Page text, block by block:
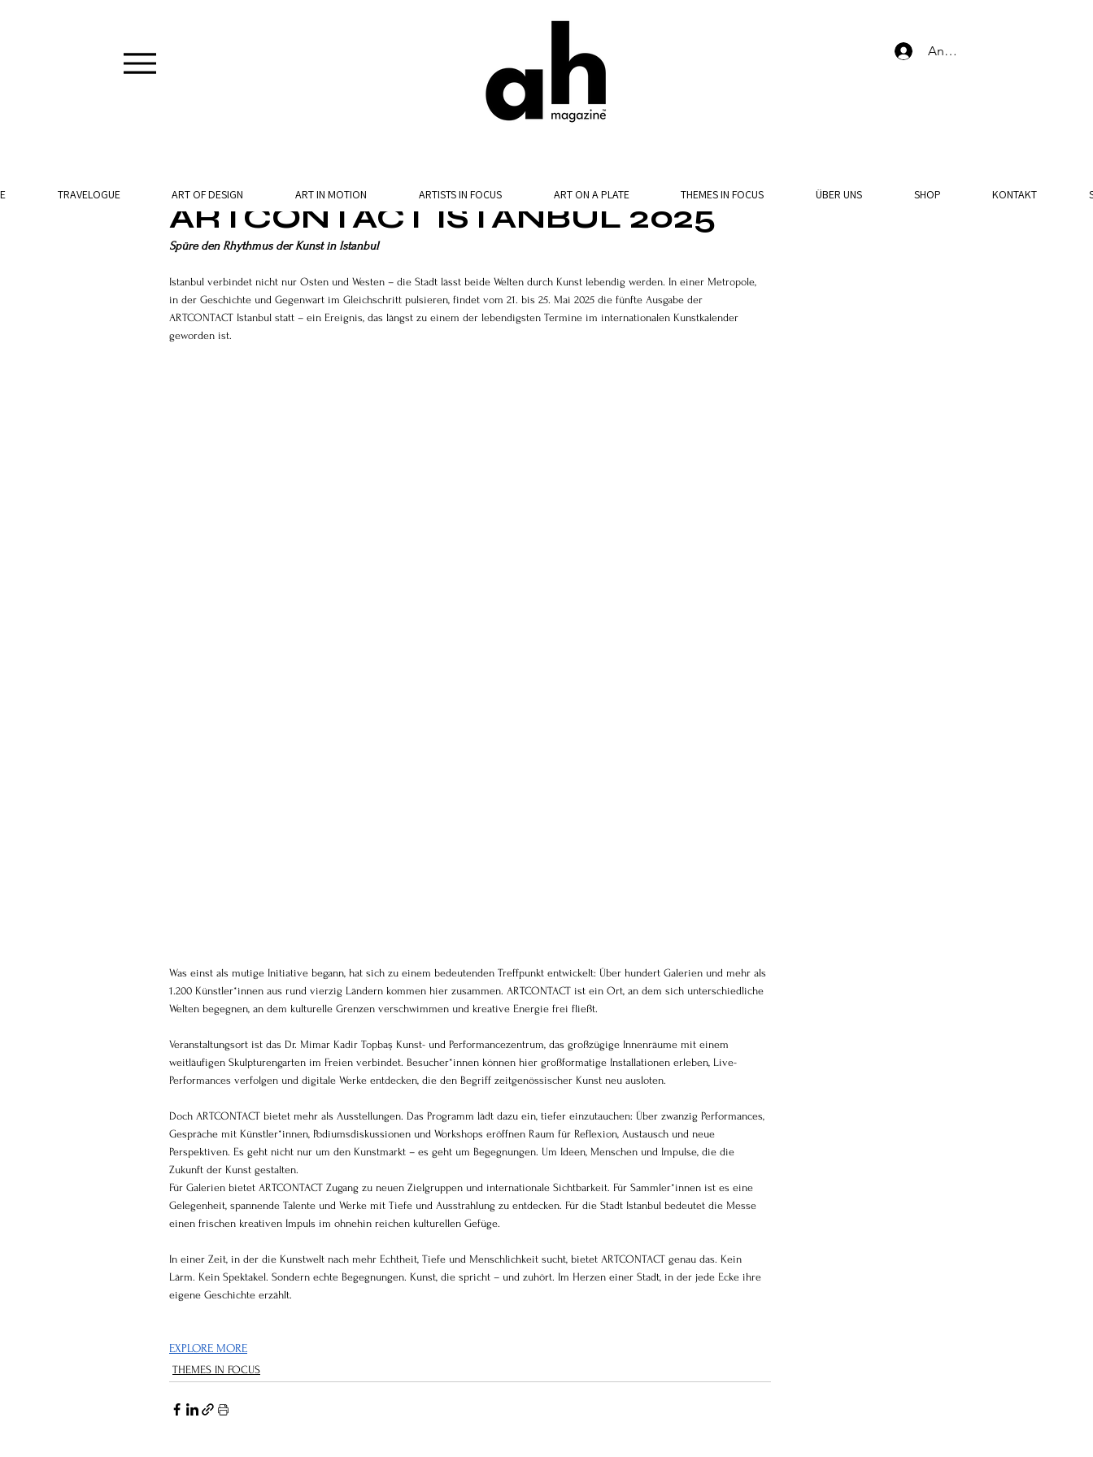
Anmelden
ARTCONTACT ISTANBUL 2025
Spüre den Rhythmus der Kunst in Istanbul
Istanbul verbindet nicht nur Osten und Westen – die Stadt lässt beide Welten durch Kunst lebendig werden. In einer Metropole,
in der Geschichte und Gegenwart im Gleichschritt pulsieren, findet vom 21. bis 25. Mai 2025 die fünfte Ausgabe der
ARTCONTACT Istanbul statt – ein Ereignis, das längst zu einem der lebendigsten Termine im internationalen Kunstkalender
geworden ist.
Was einst als mutige Initiative begann, hat sich zu einem bedeutenden Treffpunkt entwickelt: Über hundert Galerien und mehr als
1.200 Künstler*innen aus rund vierzig Ländern kommen hier zusammen. ARTCONTACT ist ein Ort, an dem sich unterschiedliche
Welten begegnen, an dem kulturelle Grenzen verschwimmen und kreative Energie frei fließt.
Veranstaltungsort ist das Dr. Mimar Kadir Topbaş Kunst- und Performancezentrum, das großzügige Innenräume mit einem
weitläufigen Skulpturengarten im Freien verbindet. Besucher*innen können hier großformatige Installationen erleben, Live-
Performances verfolgen und digitale Werke entdecken, die den Begriff zeitgenössischer Kunst neu ausloten.
Doch ARTCONTACT bietet mehr als Ausstellungen. Das Programm lädt dazu ein, tiefer einzutauchen: Über zwanzig Performances,
Gespräche mit Künstler*innen, Podiumsdiskussionen und Workshops eröffnen Raum für Reflexion, Austausch und neue
Perspektiven. Es geht nicht nur um den Kunstmarkt – es geht um Begegnungen. Um Ideen, Menschen und Impulse, die die
Zukunft der Kunst gestalten.
Für Galerien bietet ARTCONTACT Zugang zu neuen Zielgruppen und internationale Sichtbarkeit. Für Sammler*innen ist es eine
Gelegenheit, spannende Talente und Werke mit Tiefe und Ausstrahlung zu entdecken. Für die Stadt Istanbul bedeutet die Messe
einen frischen kreativen Impuls im ohnehin reichen kulturellen Gefüge.
In einer Zeit, in der die Kunstwelt nach mehr Echtheit, Tiefe und Menschlichkeit sucht, bietet ARTCONTACT genau das. Kein
Lärm. Kein Spektakel. Sondern echte Begegnungen. Kunst, die spricht – und zuhört. Im Herzen einer Stadt, in der jede Ecke ihre
eigene Geschichte erzählt.
EXPLORE MORE
THEMES IN FOCUS
TRAVELOGUE ART OF DESIGN ART IN MOTION ARTISTS IN FOCUS ART ON A PLATE THEMES IN FOCUS ÜBER UNS SHOP KONTAKT